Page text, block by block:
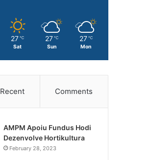
27 ℃
Sat
27 ℃
Sun
27 ℃
Mon
Recent Comments
AMPM Apoiu Fundus Hodi
Dezenvolve Hortikultura
February 28, 2023